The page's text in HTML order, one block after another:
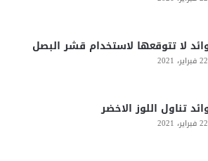
لا تتوقعها لاستخدام قشر البصل
22 فبراير، 2021
تناول اللوز الاخضر
22 فبراير، 2021